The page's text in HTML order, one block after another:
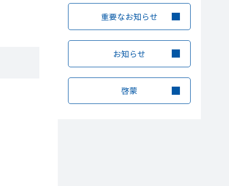
重要なお知らせ
お知らせ
啓蒙